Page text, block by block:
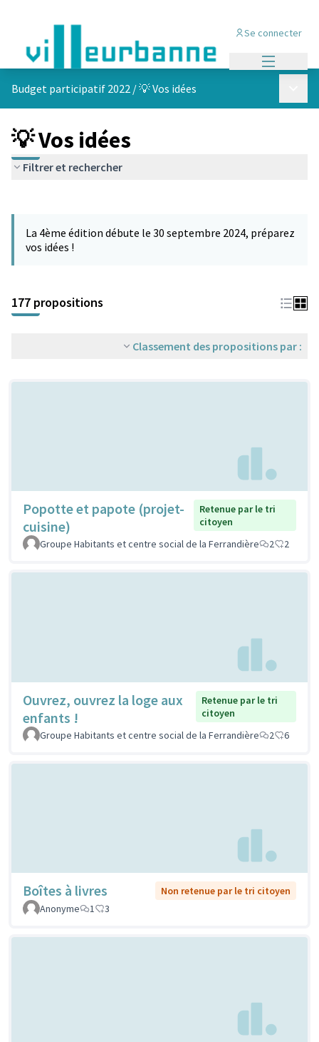
Se connecter
Budget participatif 2022 /💡 Vos idées
💡 Vos idées
Filtrer et rechercher
−
La 4ème édition débute le 30 septembre 2024, préparez
vos idées !
177 propositions
Classement des propositions par :
Popotte et papote (projet-
cuisine)
Retenue par le tri
citoyen
Groupe Habitants et centre social de la Ferrandière
2 2
Ouvrez, ouvrez la loge aux
enfants !
Retenue par le tri
citoyen
Groupe Habitants et centre social de la Ferrandière
2 6
Boîtes à livres
Non retenue par le tri citoyen
Anonyme
1 3